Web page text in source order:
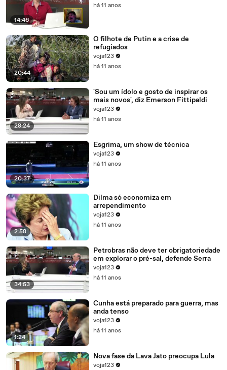
14:46
há 11 anos
20:44
O filhote de Putin e a crise de
refugiados
voja123
há 11 anos
28:24
'Sou um ídolo e gosto de inspirar os
mais novos', diz Emerson Fittipaldi
voja123
há 11 anos
20:37
Esgrima, um show de técnica
voja123
há 11 anos
2:58
Dilma só economiza em
arrependimento
voja123
há 11 anos
34:53
Petrobras não deve ter obrigatoriedade
em explorar o pré-sal, defende Serra
voja123
há 11 anos
1:24
Cunha está preparado para guerra, mas
anda tenso
voja123
há 11 anos
Nova fase da Lava Jato preocupa Lula
voja123